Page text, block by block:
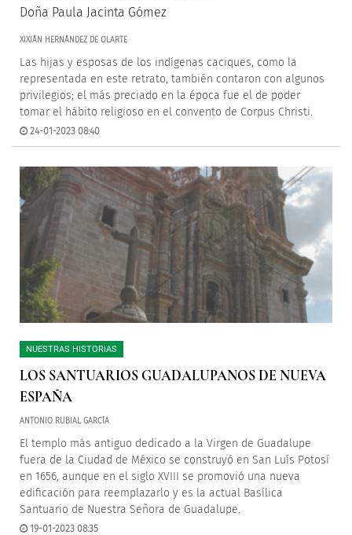
Doña Paula Jacinta Gómez
XIXIÁN HERNÁNDEZ DE OLARTE
Las hijas y esposas de los indígenas caciques, como la
representada en este retrato, también contaron con algunos
privilegios; el más preciado en la época fue el de poder
tomar el hábito religioso en el convento de Corpus Christi.
24-01-2023 08:40
NUESTRAS HISTORIAS
LOS SANTUARIOS GUADALUPANOS DE NUEVA
ESPAÑA
ANTONIO RUBIAL GARCÍA
El templo más antiguo dedicado a la Virgen de Guadalupe
fuera de la Ciudad de México se construyó en San Luís Potosí
en 1656, aunque en el siglo XVIII se promovió una nueva
edificación para reemplazarlo y es la actual Basílica
Santuario de Nuestra Señora de Guadalupe.
19-01-2023 08:35